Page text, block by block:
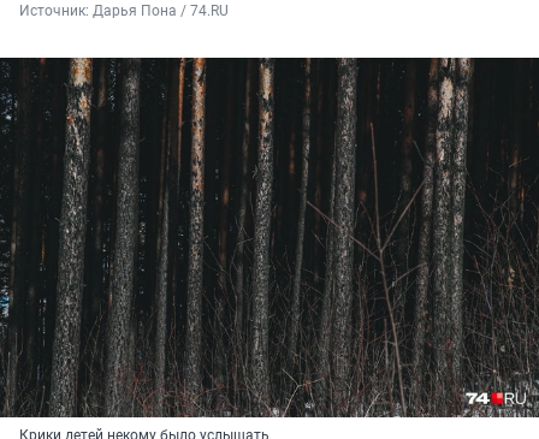
Источник: Дарья Пона / 74.RU